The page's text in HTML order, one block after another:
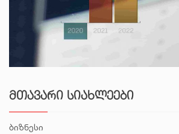
ᲛᲗᲐᲕᲐᲠᲘ ᲡᲘᲐᲮᲚᲔᲔᲑᲘ
ბიზნესი